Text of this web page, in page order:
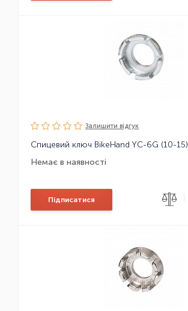
Залишити вiдгук
Спицевий ключ BikeHand YC-6G (10-15)
Немає в наявності
Підписатися